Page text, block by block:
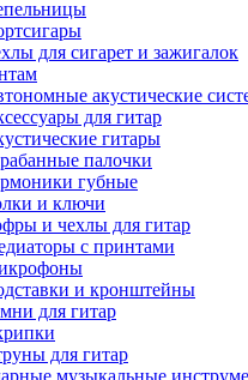
для сигарет и зажигалок
акустические
для гитар
гитары
палочки
губные
и ключи
и чехлы для гитар
с принтами
и кронштейны
для гитар
для гитар
музыкальные